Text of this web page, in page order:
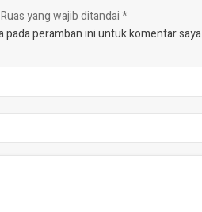
Ruas yang wajib ditandai*
pada peramban ini untuk komentar saya